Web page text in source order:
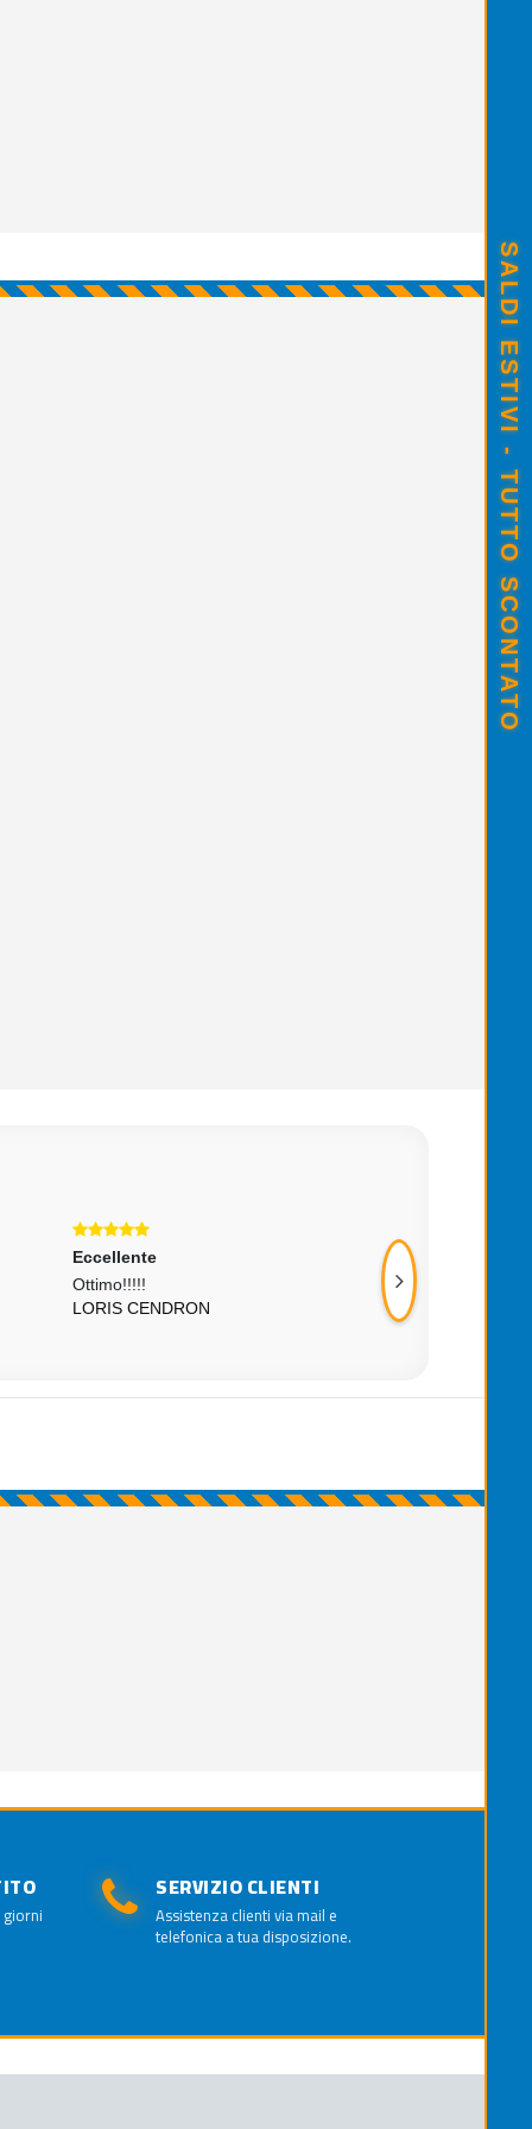
Eccellente
Ottimo!!!!!
LORIS CENDRON
Eccellente
Ottimo venditore
GRAZIANO
SERVIZIO CLIENTI
Assistenza clienti via mail e
telefonica a tua disposizione.
SALDI ESTIVI - TUTTO SCONTATO